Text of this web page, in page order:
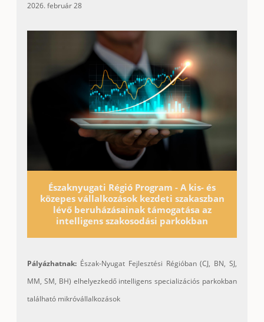
2026. február 28
Északnyugati Régió Program - A kis- és
közepes vállalkozások kezdeti szakaszban
lévő beruházásainak támogatása az
intelligens szakosodási parkokban
Pályázhatnak: Észak-Nyugat Fejlesztési Régióban (CJ, BN, SJ,
MM, SM, BH) elhelyezkedő intelligens specializációs parkokban
található mikróvállalkozások